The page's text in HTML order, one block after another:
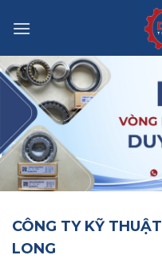
CÔNG TY KỸ
LONG